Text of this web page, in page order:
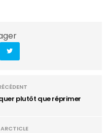
plutôt que réprimer